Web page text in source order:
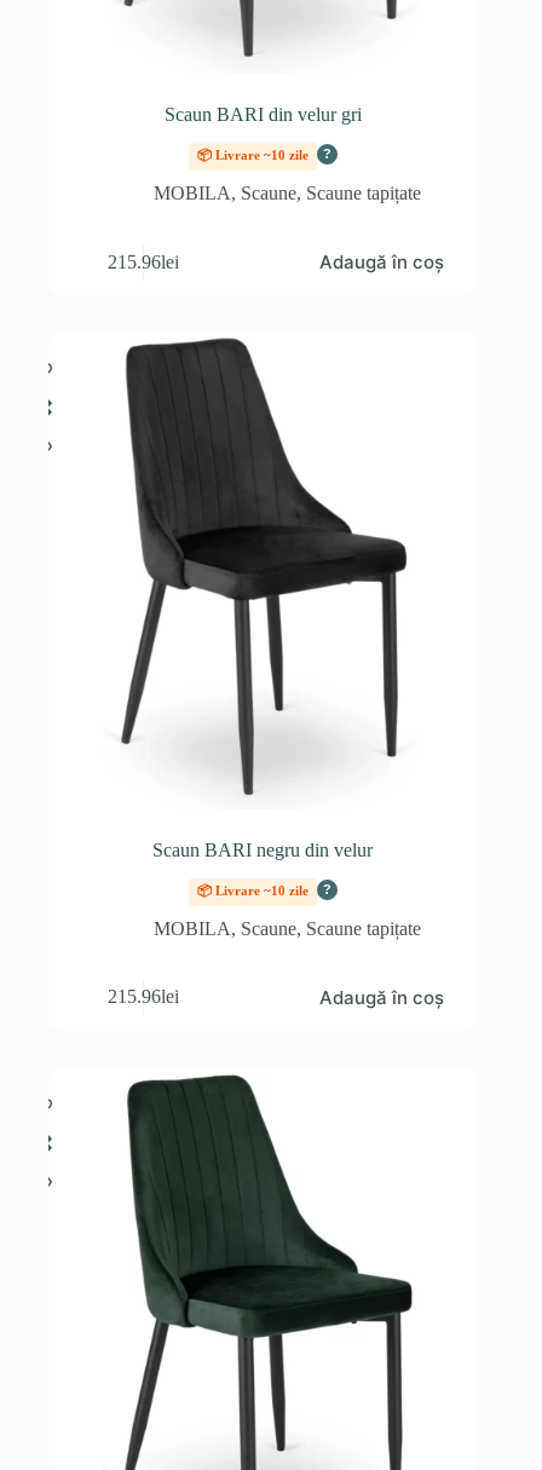
Scaun BARI din velur gri
📦 Livrare ~10 zile ?
MOBILA, Scaune, Scaune tapițate
215.96lei Adaugă în coș
Scaun BARI negru din velur
📦 Livrare ~10 zile ?
MOBILA, Scaune, Scaune tapițate
215.96lei Adaugă în coș